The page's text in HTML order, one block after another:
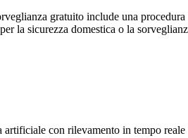
gratuito include una
la sicurezza domestica o la
con rilevamento in tempo